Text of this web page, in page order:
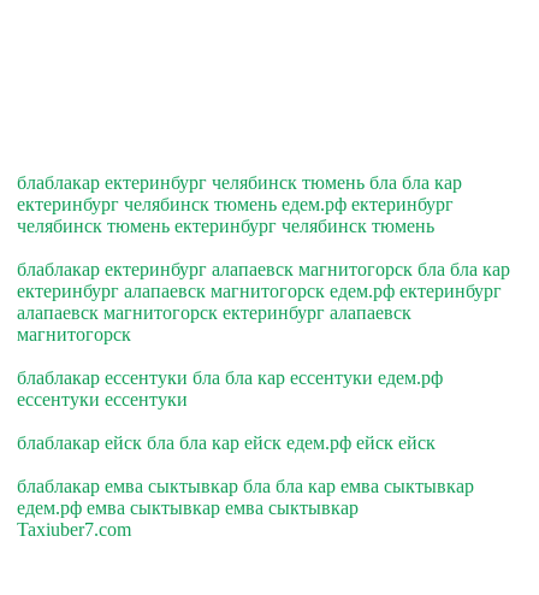
блаблакар ектеринбург челябинск тюмень бла бла кар
ектеринбург челябинск тюмень едем.рф ектеринбург
челябинск тюмень ектеринбург челябинск тюмень
блаблакар ектеринбург алапаевск магнитогорск бла бла кар
ектеринбург алапаевск магнитогорск едем.рф ектеринбург
алапаевск магнитогорск ектеринбург алапаевск
магнитогорск
блаблакар ессентуки бла бла кар ессентуки едем.рф
ессентуки ессентуки
блаблакар ейск бла бла кар ейск едем.рф ейск ейск
блаблакар емва сыктывкар бла бла кар емва сыктывкар
едем.рф емва сыктывкар емва сыктывкар
Taxiuber7.com